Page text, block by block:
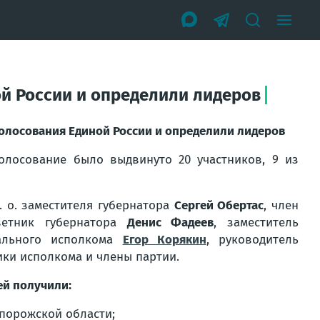
России и определили лидеров
Единой России и определили лидеров
было выдвинуто 20 участников, 9 из
заместителя губернатора Сергей Обертас, член
губернатораДенис Фадеев, заместитель
исполкома Егор Корякин, руководитель
исполкома и члены партии.
получили:
области;